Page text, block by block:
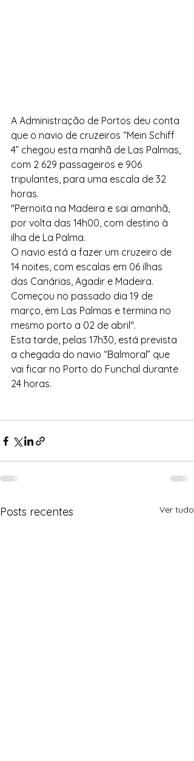
A Administração de Portos deu conta
que o navio de cruzeiros “Mein Schiff
4” chegou esta manhã de Las Palmas,
com 2 629 passageiros e 906
tripulantes, para uma escala de 32
horas.
"Pernoita na Madeira e sai amanhã,
por volta das 14h00, com destino à
ilha de La Palma.
O navio está a fazer um cruzeiro de
14 noites, com escalas em 06 ilhas
das Canárias, Agadir e Madeira.
Começou no passado dia 19 de
março, em Las Palmas e termina no
mesmo porto a 02 de abril".
Esta tarde, pelas 17h30, está prevista
a chegada do navio “Balmoral” que
vai ficar no Porto do Funchal durante
24 horas.
Posts recentes Ver tudo